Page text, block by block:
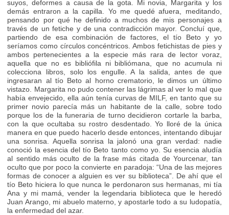
suyos, deformes a causa de la gota. Mi novia, Margarita y los
demás entraron a la capilla. Yo me quedé afuera, meditando,
pensando por qué he definido a muchos de mis personajes a
través de un fetiche y de una contradicción mayor. Concluí que,
partiendo de esa combinación de factores, el tío Beto y yo
seríamos como círculos concéntricos. Ambos fetichistas de pies y
ambos pertenecientes a la especie más rara de lector voraz,
aquella que no es bibliófila ni bibliómana, que no acumula ni
colecciona libros, solo los engulle. A la salida, antes de que
ingresaran al tío Beto al horno crematorio, le dimos un último
vistazo. Margarita no pudo contener las lágrimas al ver lo mal que
había envejecido, ella aún tenía curvas de MILF, en tanto que su
primer novio parecía más un habitante de la calle, sobre todo
porque los de la funeraria de turno decidieron cortarle la barba,
con la que ocultaba su rostro desdentado. Yo lloré de la única
manera en que puedo hacerlo desde entonces, intentando dibujar
una sonrisa. Aquella sonrisa la jalonó una gran verdad: nadie
conoció la esencia del tío Beto tanto como yo. Su esencia aludía
al sentido más oculto de la frase más citada de Yourcenar, tan
oculto que por poco la convierte en paradoja: “Una de las mejores
formas de conocer a alguien es ver su biblioteca”. De ahí que el
tío Beto hiciera lo que nunca le perdonaron sus hermanas, mi tía
Ana y mi mamá, vender la legendaria biblioteca que le heredó
Juan Arango, mi abuelo materno, y apostarle todo a su ludopatía,
la enfermedad del azar.